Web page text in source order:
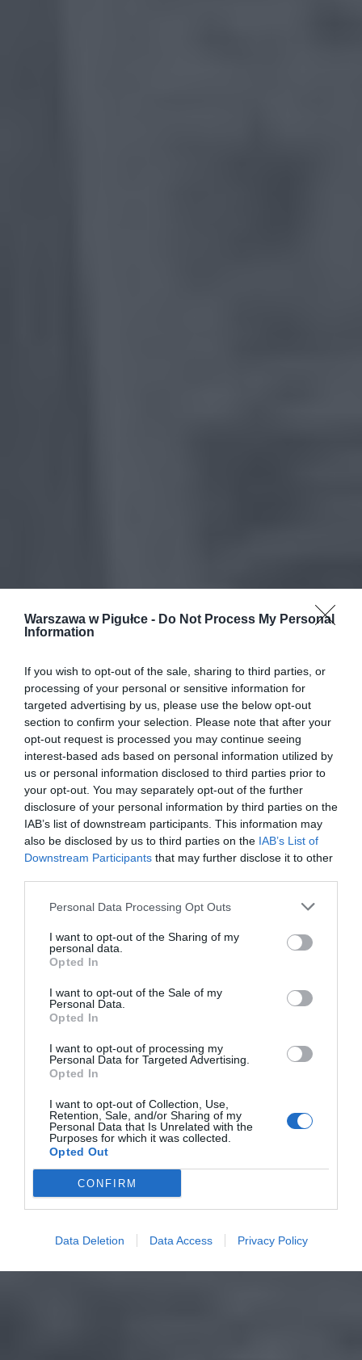
Warszawa w Pigułce - Do Not Process My Personal
Information
If you wish to opt-out of the sale, sharing to third parties, or
processing of your personal or sensitive information for
targeted advertising by us, please use the below opt-out
section to confirm your selection. Please note that after your
opt-out request is processed you may continue seeing
interest-based ads based on personal information utilized by
us or personal information disclosed to third parties prior to
your opt-out. You may separately opt-out of the further
disclosure of your personal information by third parties on the
IAB’s list of downstream participants. This information may
also be disclosed by us to third parties on the IAB’s List of
Downstream Participants that may further disclose it to other
Personal Data Processing Opt Outs
I want to opt-out of the Sharing of my
personal data.
Opted In
I want to opt-out of the Sale of my
Personal Data.
Opted In
I want to opt-out of processing my
Personal Data for Targeted Advertising.
Opted In
I want to opt-out of Collection, Use,
Retention, Sale, and/or Sharing of my
Personal Data that Is Unrelated with the
Purposes for which it was collected.
Opted Out
CONFIRM
Data Deletion Data Access Privacy Policy